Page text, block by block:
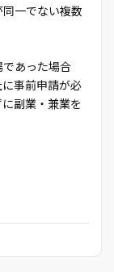
同一でない複数
であった場合
に事前申請が必
副業・兼業を